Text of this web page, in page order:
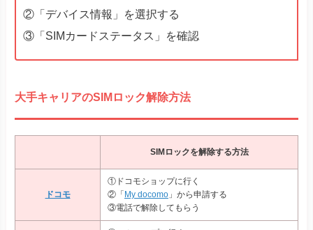
DIGNO® SX3
DIGNO® WX
DIGNO® BX2
DuraForce EX KC-S703
Libero Flip
Libero 5G II
あんしんファミリースマホ
②「デバイス情報」を選択する
③「SIMカードステータス」を確認
大手キャリアのSIMロック解除方法
SIMロックを解除する方法
ドコモ
①ドコモショップに行く
②「 My docomo 」から申請する
③電話で解除してもらう